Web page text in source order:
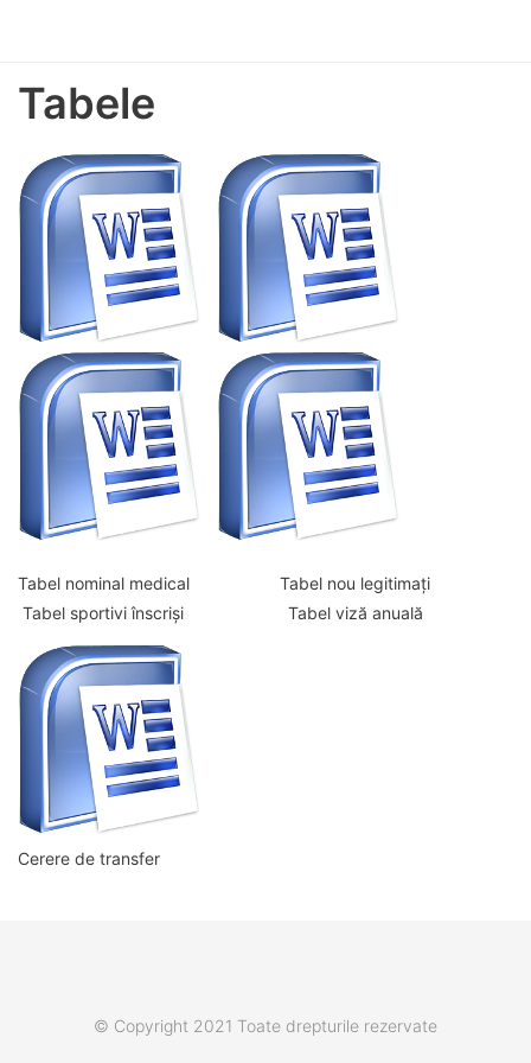
Tabele
Tabel nominal medical Tabel nou legitimați
Tabel sportivi înscriși Tabel viză anuală
Cerere de transfer
© Copyright 2021 Toate drepturile rezervate